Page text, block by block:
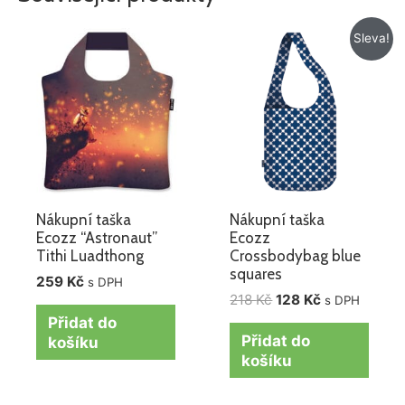
Nákupní taška
Ecozz “Astronaut”
Tithi Luadthong
259 Kč s DPH
Přidat do
košíku
Sleva!
Nákupní taška
Ecozz
Crossbodybag blue
squares
218Kč
Původní
cena
byla:
218 Kč.
128 Kč
Aktuální
cena
je:
128 Kč.
s DPH
Přidat do
košíku